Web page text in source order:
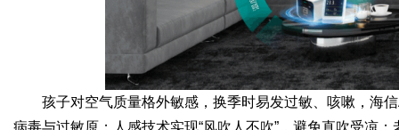
孩子对空气质量格外敏感，换季时易发过敏、咳嗽，海
病毒与过敏原；人感技术实现“风吹人不吹”，避免直吹受凉